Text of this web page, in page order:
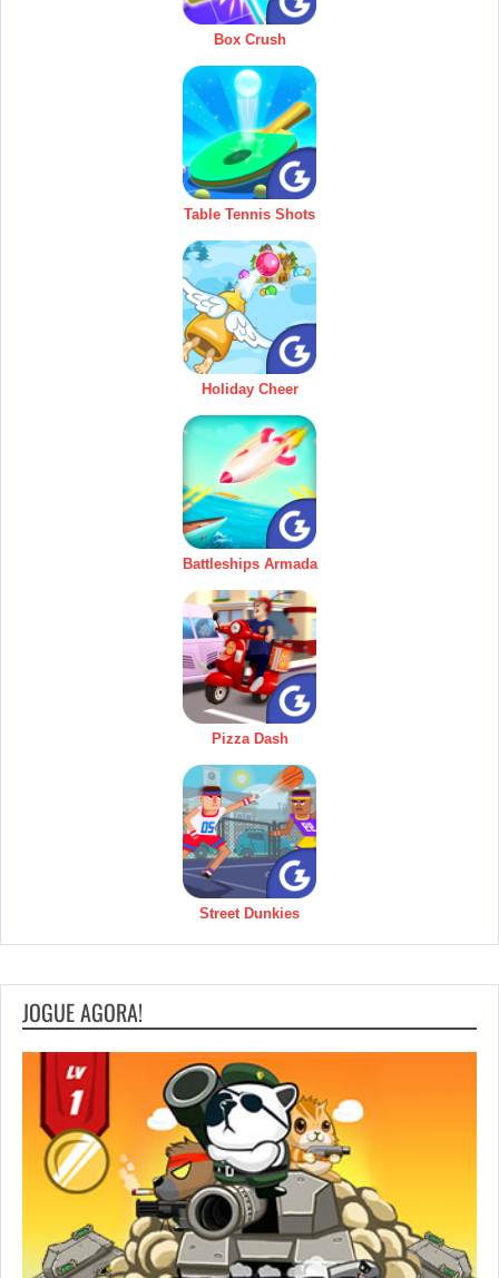
Box Crush
Table Tennis Shots
Holiday Cheer
Battleships Armada
Pizza Dash
Street Dunkies
JOGUE AGORA!